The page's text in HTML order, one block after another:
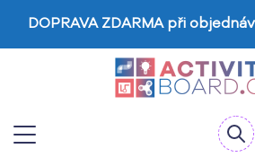
DOPRAVA ZDARMA při